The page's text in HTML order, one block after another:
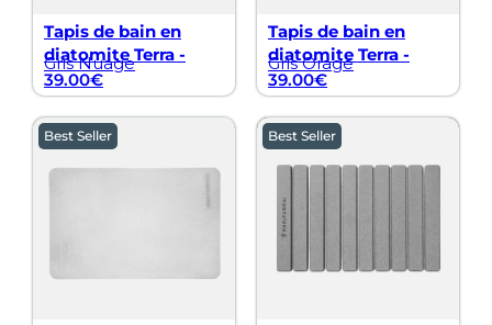
Tapis de bain en
diatomite Terra -
Gris Nuage
39.00€
Tapis de bain en
diatomite Terra -
Gris Orage
39.00€
Best Seller Best Seller